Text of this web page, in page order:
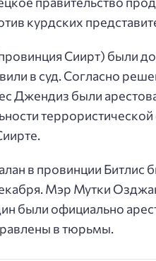
курдских
Сиирт) были
в суд. Согласно
Джендиз были
террористической
в провинции Битлис
Мэр Мутки
были официально
в тюрьмы.